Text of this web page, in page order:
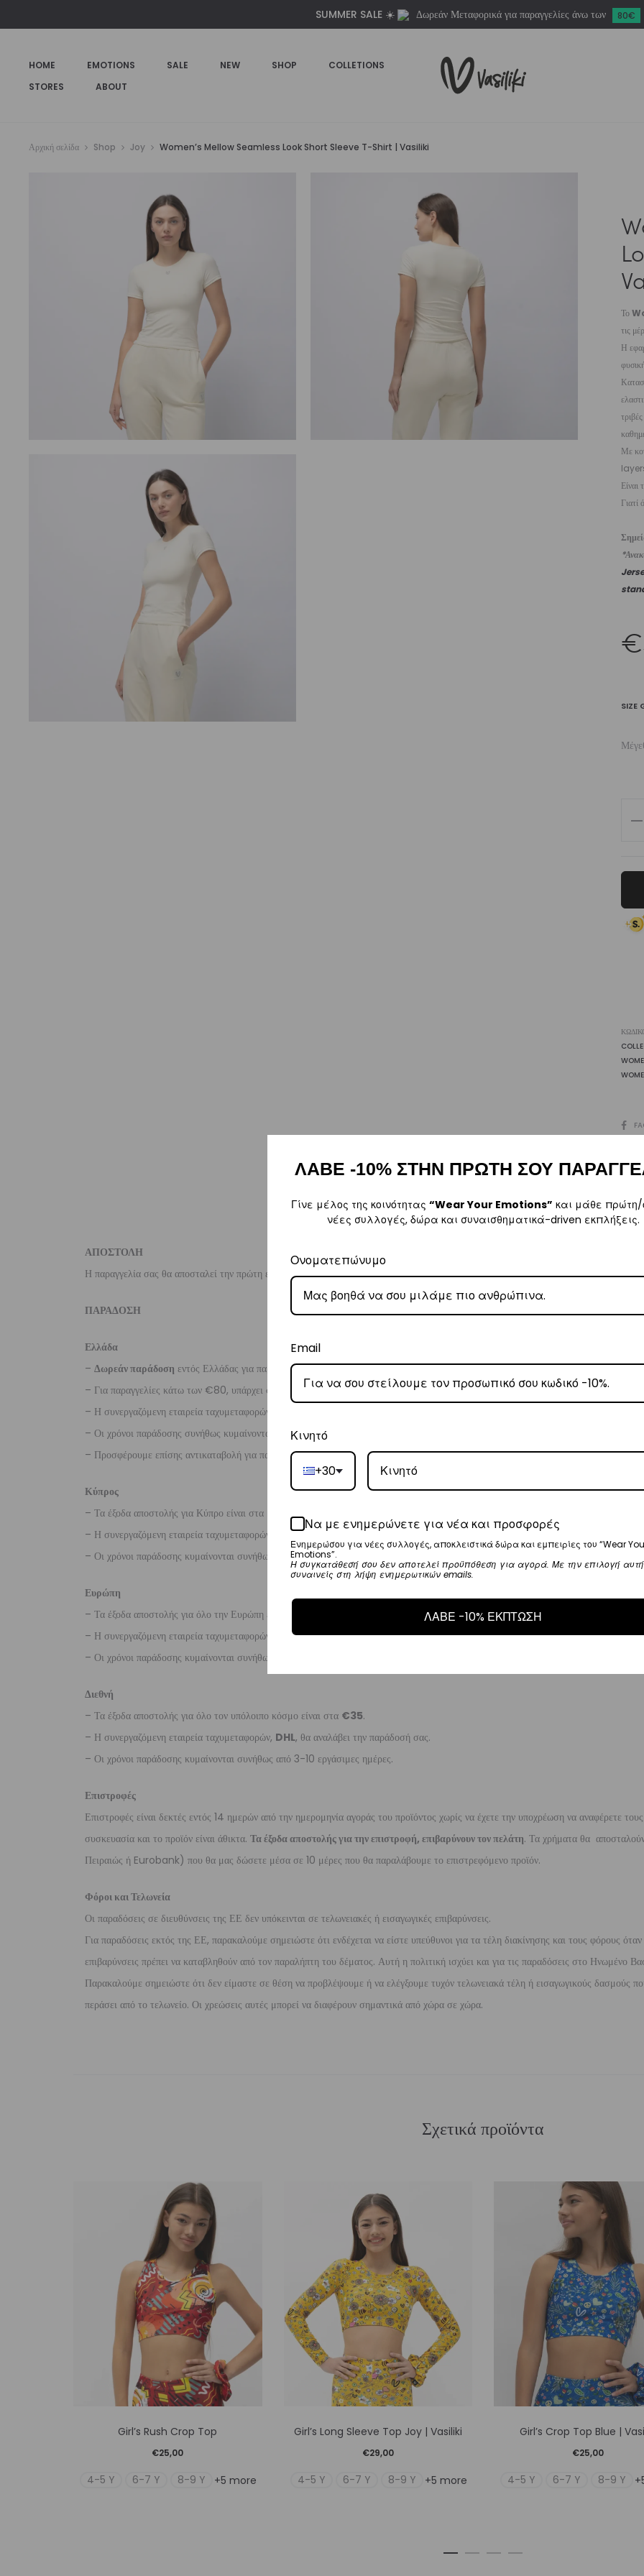
SUMMER SALE ☀️ Δωρεάν Μεταφορικά για παραγγελίες άνω των 80€
HOME EMOTIONS SALE NEW SHOP
COLLETIONS
STORES
ABOUT
Αρχική σελίδα Shop Joy Women’s Mellow Seamless Look Short Sleeve T-Shirt | Vasiliki
Το
τις
Η
Με
Είναι
Γιατί
€
SIZE
T-
SHARE
ΑΠΟΣΤΟΛΗ
Η παραγγελία σας θα αποσταλεί την πρώτη εργάσιμη ημέρα μετά την αγορά σας. M: (+30)6984526595| Email:
ΠΑΡΑΔΟΣΗ
Ελλάδα
– Δωρεάν παράδοση εντός Ελλάδας για παραγγελίεςάνω των 80€.
– Για παραγγελίες κάτω των €80, υπάρχει σταθερή χρέωση εξόδων αποστολής στα€3
– Η συνεργαζόμενη εταιρεία ταχυμεταφορών,
– Οι χρόνοι παράδοσης συνήθως κυμαίνονται από 1-3 εργάσιμες ημέρες.
– Προσφέρουμε επίσης αντικαταβολή για παραγγελίες σε όλη την Ελλάδα με extra χρέωση €2.
Κύπρος
– Τα έξοδα αποστολής για Κύπρο είναι στα
– Η συνεργαζόμενη εταιρεία ταχυμεταφορών,
Aramex
, θα αναλάβει την παράδοσή σας.
– Οι χρόνοι παράδοσης κυμαίνονται συνήθως από 2-7 εργάσιμες ημέρες.
Ευρώπη
– Τα έξοδα αποστολής για όλο την Ευρώπη είναι στα
– Η συνεργαζόμενη εταιρεία ταχυμεταφορών,
DHL, θα αναλάβει την παράδοσή σας.
– Οι χρόνοι παράδοσης κυμαίνονται συνήθως από 3-8 εργάσιμες ημέρες.
Διεθνή
– Τα έξοδα αποστολής για όλο τον υπόλοιπο κόσμο είναι στα €35.
– Η συνεργαζόμενη εταιρεία ταχυμεταφορών, DHL, θα αναλάβει την παράδοσή σας.
– Οι χρόνοι παράδοσης κυμαίνονται συνήθως από 3-10 εργάσιμες ημέρες.
Επιστροφές
Επιστροφές είναι δεκτές εντός 14 ημερών από την ημερομηνία αγοράς του προϊόντος χωρίς να έχετε την υποχρέωση να αναφέρετε
συσκευασία και το προϊόν είναι άθικτα. Τα έξοδα αποστολής για την επιστροφή, επιβαρύνουν τον πελάτη. Τα χρήματα θα
Πειραιώς ή Eurobank) που θα μας δώσετε μέσα σε 10 μέρες που θα παραλάβουμε το επιστρεφόμενο προϊόν.
Φόροι και Τελωνεία
Οι παραδόσεις σε διευθύνσεις της ΕΕ δεν υπόκεινται σε τελωνειακές ή εισαγωγικές επιβαρύνσεις.
Για παραδόσεις εκτός της ΕΕ, παρακαλούμε σημειώστε ότι ενδέχεται να είστε υπεύθυνοι για τα τέλη διακίνησης και τους φόρους
επιβαρύνσεις πρέπει να καταβληθούν από τον παραλήπτη του δέματος. Αυτή η πολιτική ισχύει και για τις παραδόσεις στο Ηνωμένο
Παρακαλούμε σημειώστε ότι δεν είμαστε σε θέση να προβλέψουμε ή να ελέγξουμε τυχόν τελωνειακά τέλη ή εισαγωγικούς δασμούς
περάσει από το τελωνείο. Οι χρεώσεις αυτές μπορεί να διαφέρουν σημαντικά από χώρα σε χώρα.
Sleeve
Σχετικά προϊόντα
το
έχει
Girl’s Rush Crop Top
€25,00
4-5 Y 6-7 Y 8-9 Y +5 more
το
έχει
Girl’s Long Sleeve Top Joy | Vasiliki
€29,00
4-5 Y 6-7 Y 8-9 Y +5 more
το
έχει
Girl’s Crop Top Blue |
€25,00
4-5 Y 6-7 Y 8-9 Y
ΛΑΒΕ -10% ΣΤΗΝ ΠΡΩΤΗ ΣΟΥ
Γίνε μέλος της κοινότητας “Wear Your Emotions” και μάθε πρώτη/
νέες συλλογές, δώρα και συναισθηματικά-driven εκπλήξεις.
Ονοματεπώνυμο
Email
Κινητό
+30
Να με ενημερώνετε για νέα και προσφορές
Ενημερώσου για νέες συλλογές, αποκλειστικά δώρα και εμπειρίες του “Wear
Emotions”.
Η συγκατάθεσή σου δεν αποτελεί προϋπόθεση για αγορά. Με την επιλογή αυτή
συναινείς στη λήψη ενημερωτικών emails.
ΛΑΒΕ -10% ΕΚΠΤΩΣΗ